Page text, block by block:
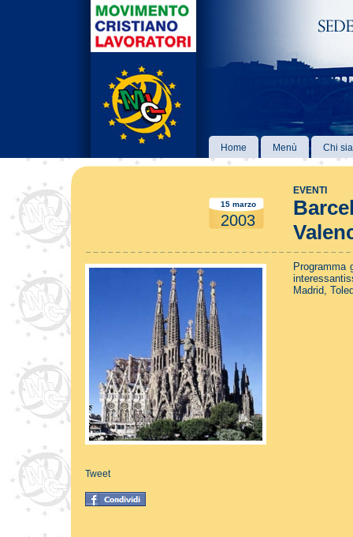
Home Menù Chi
15 marzo
2003
EVENTI
Tweet
Programma
Madrid,